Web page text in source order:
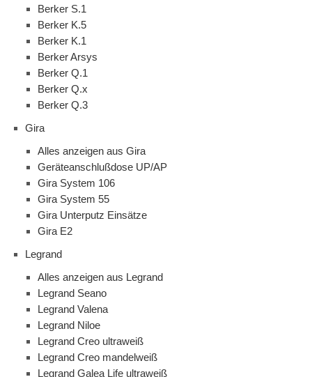
Berker S.1
Berker K.5
Berker K.1
Berker Arsys
Berker Q.1
Berker Q.x
Berker Q.3
Gira
Alles anzeigen aus Gira
Geräteanschlußdose UP/AP
Gira System 106
Gira System 55
Gira Unterputz Einsätze
Gira E2
Legrand
Alles anzeigen aus Legrand
Legrand Seano
Legrand Valena
Legrand Niloe
Legrand Creo ultraweiß
Legrand Creo mandelweiß
Legrand Galea Life ultraweiß